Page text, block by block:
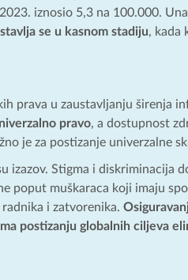
iznosio 5,3 na 100.000.
se u kasnom stadiju, kada
prava u zaustavljanju širenja
pravo, a dostupnost
je za postizanje univerzalne
izazov. Stigma i diskriminacija
poput muškaraca koji imaju
i zatvorenika.
postizanju globalnih ciljeva